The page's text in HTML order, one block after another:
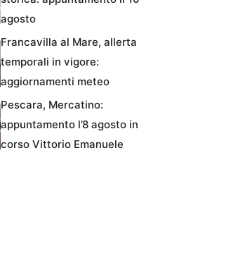
agosto
Francavilla al Mare, allerta
temporali in vigore:
aggiornamenti meteo
Pescara, Mercatino:
appuntamento l’8 agosto in
corso Vittorio Emanuele